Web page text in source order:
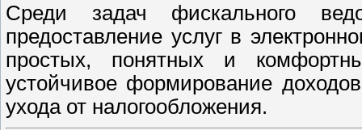
Среди задач фискального
предоставление услуг в
простых, понятных и
устойчивое формирование
ухода от налогообложения.